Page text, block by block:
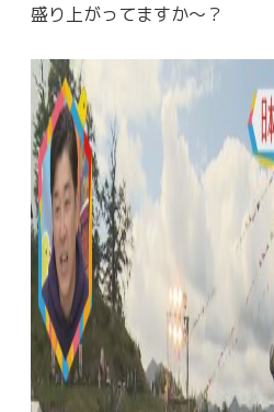
盛り上がってますか～？